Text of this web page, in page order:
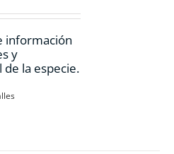
información
y
la especie.